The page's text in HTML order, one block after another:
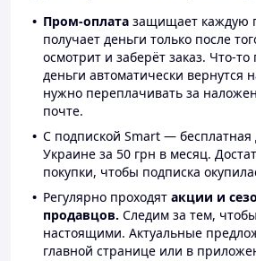
Пром-оплата защищает каждую
получает деньги только после
осмотрит и заберёт заказ. Что-
деньги автоматически вернутся
нужно переплачивать за
почте.
С подпиской Smart — бесплатная
Украине за 50 грн в месяц.
покупки, чтобы подписка
Регулярно проходят акции и
продавцов. Следим за тем,
настоящими. Актуальные
главной странице или в